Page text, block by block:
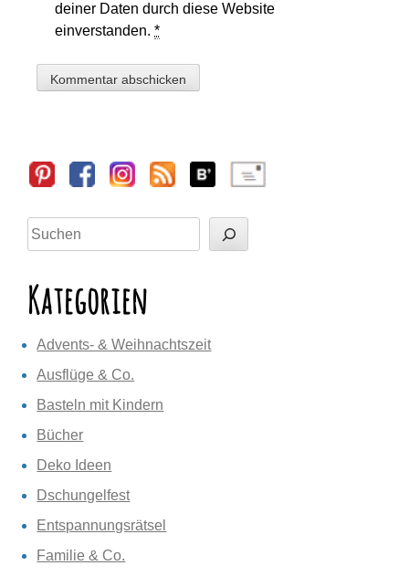
deiner Daten durch diese Website
einverstanden.*
Sidebar
Suchen
Kategorien
Advents- & Weihnachtszeit
Ausflüge & Co.
Basteln mit Kindern
Bücher
Deko Ideen
Dschungelfest
Entspannungsrätsel
Familie & Co.